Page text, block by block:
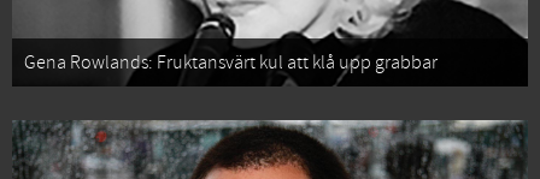
Gena Rowlands: Fruktansvärt kul att klå upp grabbar